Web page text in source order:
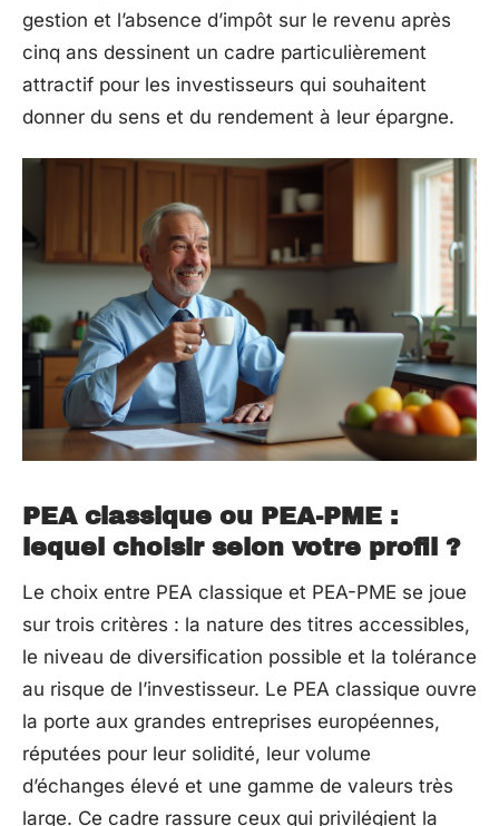
gestion et l’absence d’impôt sur le revenu après
cinq ans dessinent un cadre particulièrement
attractif pour les investisseurs qui souhaitent
donner du sens et du rendement à leur épargne.
PEA classique ou PEA-PME :
lequel choisir selon votre profil ?
Le choix entre PEA classique et PEA-PME se joue
sur trois critères : la nature des titres accessibles,
le niveau de diversification possible et la tolérance
au risque de l’investisseur. Le PEA classique ouvre
la porte aux grandes entreprises européennes,
réputées pour leur solidité, leur volume
d’échanges élevé et une gamme de valeurs très
large. Ce cadre rassure ceux qui privilégient la